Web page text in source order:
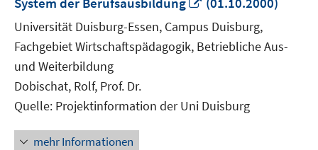
neuem
Fenster
öffnen
Universität Duisburg-Essen, Campus Duisburg,
Fachgebiet Wirtschaftspädagogik, Betriebliche Aus-
und Weiterbildung
Dobischat, Rolf, Prof. Dr.
Quelle: Projektinformation der Uni Duisburg
mehr Informationen